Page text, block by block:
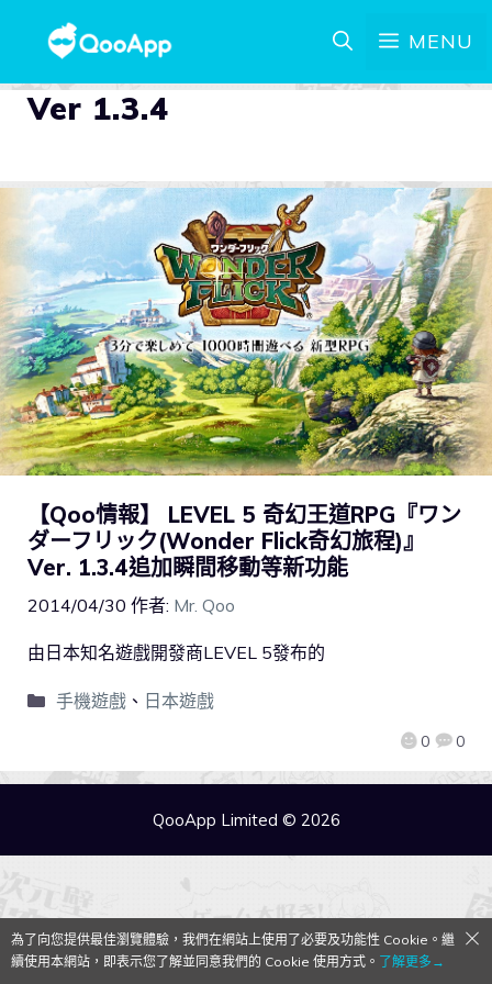
MENU
Ver 1.3.4
【Qoo情報】 LEVEL 5 奇幻王道RPG『ワン
ダーフリック(Wonder Flick奇幻旅程)』
Ver. 1.3.4追加瞬間移動等新功能
2014/04/30 作者: Mr. Qoo
0 0
由日本知名遊戲開發商LEVEL 5發布的
手機遊戲、 日本遊戲
QooApp Limited © 2026
為了向您提供最佳瀏覽體驗，我們在網站上使用了必要及功能性 Cookie。繼
續使用本網站，即表示您了解並同意我們的 Cookie 使用方式。 了解更多→